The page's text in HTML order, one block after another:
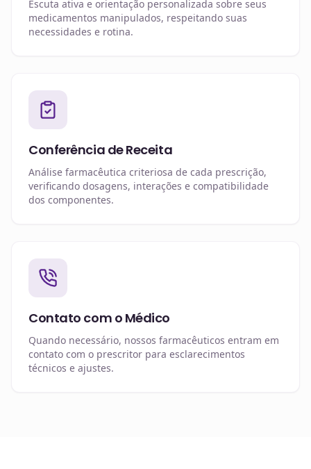
Escuta ativa e orientação personalizada sobre seus
medicamentos manipulados, respeitando suas
necessidades e rotina.
Conferência de Receita
Análise farmacêutica criteriosa de cada prescrição,
verificando dosagens, interações e compatibilidade
dos componentes.
Contato com o Médico
Quando necessário, nossos farmacêuticos entram em
contato com o prescritor para esclarecimentos
técnicos e ajustes.